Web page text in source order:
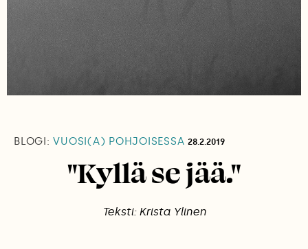
BLOGI: VUOSI(A) POHJOISESSA 28.2.2019
"Kyllä se jää."
Teksti: Krista Ylinen